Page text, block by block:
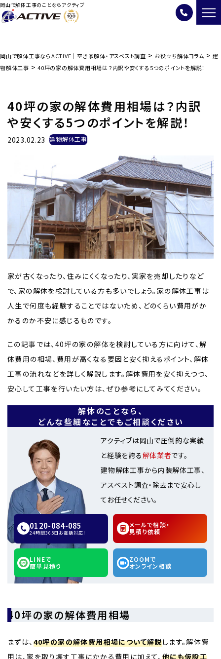
岡山で解体工事のことならアクティブ
岡山で解体工事ならACTIVE｜空き家解体・アスベスト調査 > お役立ち解体コラム > 建
物解体工事 > 40坪の家の解体費用相場は？内訳や安くする5つのポイントを解説！
40坪の家の解体費用相場は？内訳
や安くする5つのポイントを解説！
2023.02.23 建物解体工事
家が古くなったり、住みにくくなったり、実家を売却したりなど
で、家の解体を検討している方も多いでしょう。家の解体工事は
人生で何度も経験することではないため、どのくらい費用がか
かるのか不安に感じるものです。
この記事では、40坪の家の解体を検討している方に向けて、解
体費用の相場、費用が高くなる要因と安く抑えるポイント、解体
工事の流れなどを詳しく解説します。解体費用を安く抑えつつ、
安心して工事を行いたい方は、ぜひ参考にしてみてください。
解体のことなら、
どんな些細なことでもご相談ください
アクティブは岡山で圧倒的な実績
と経験を誇る解体業者です。
建物解体工事から内装解体工事、
アスベスト調査・除去まで安心し
てお任せください。
0120-084-085
24時間365日お電話対応!
メールで相談・
見積り依頼
LINEで
簡単見積り
ZOOMで
オンライン相談
40坪の家の解体費用相場
まずは、 40坪の家の解体費用相場について解説します。解体費
用は、家を取り壊す工事にかかる費用に加えて、 他にも仮設工